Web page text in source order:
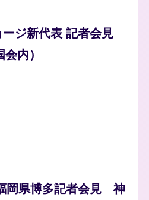
ージ新代表 記者会見
内）
岡県博多記者会見 神